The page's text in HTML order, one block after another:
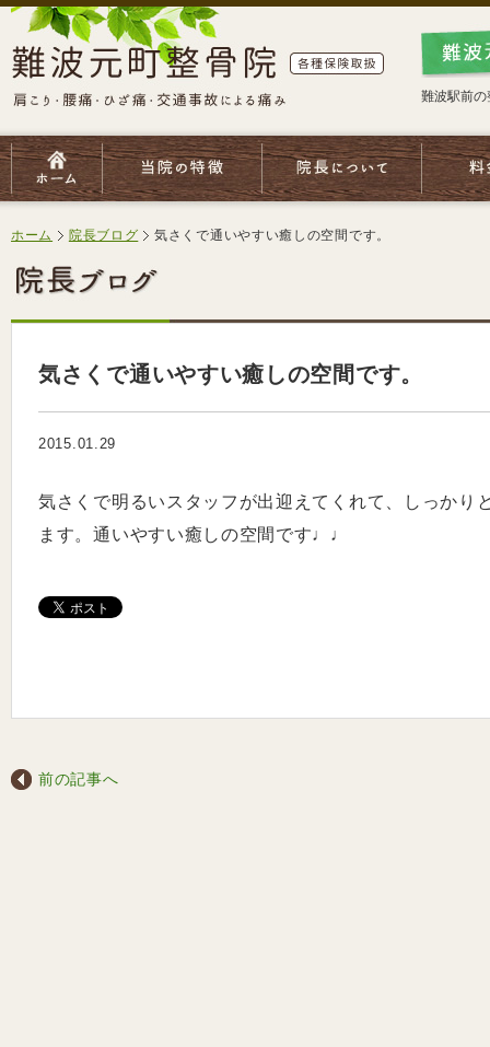
難波駅前
ホーム 院長ブログ 気さくで通いやすい癒しの空間です。
気さくで通いやすい癒しの空間です。
2015.01.29
気さくで明るいスタッフが出迎えてくれて、しっかり
ます。通いやすい癒しの空間です♩♩
前の記事へ